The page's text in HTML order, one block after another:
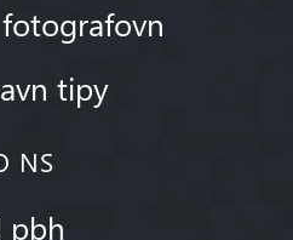
tipy
NS
pbh